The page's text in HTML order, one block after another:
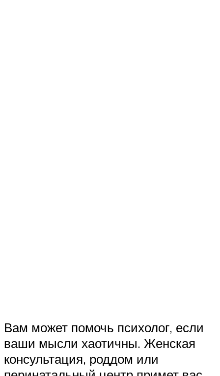
Вам может помочь психолог, если
ваши мысли хаотичны. Женская
консультация, роддом или